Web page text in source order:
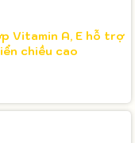
Vitamin A, E hỗ trợ
chiều cao